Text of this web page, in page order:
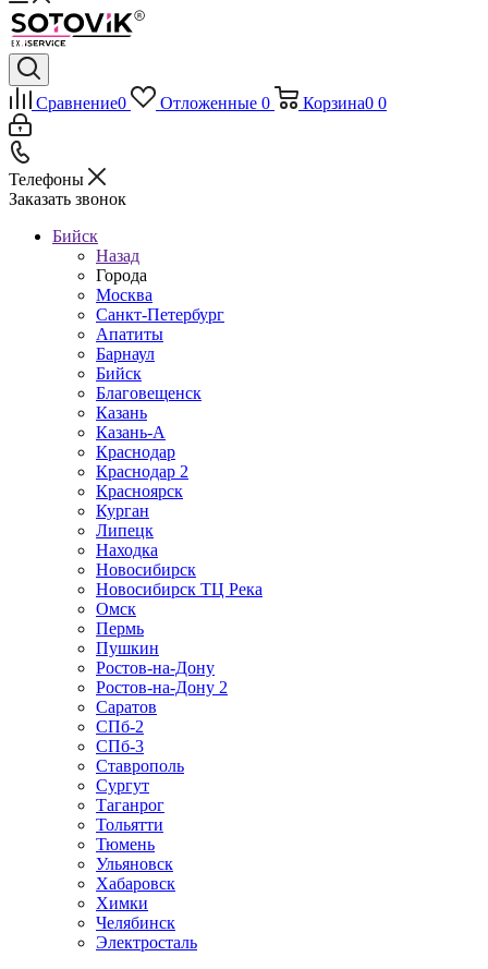
Сравнение0 Отложенные 0 Корзина0 0
Телефоны
Заказать звонок
Бийск
Назад
Города
Москва
Санкт-Петербург
Апатиты
Барнаул
Бийск
Благовещенск
Казань
Казань-А
Краснодар
Краснодар 2
Красноярск
Курган
Липецк
Находка
Новосибирск
Новосибирск ТЦ Река
Омск
Пермь
Пушкин
Ростов-на-Дону
Ростов-на-Дону 2
Саратов
СПб-2
СПб-3
Ставрополь
Сургут
Таганрог
Тольятти
Тюмень
Ульяновск
Хабаровск
Химки
Челябинск
Электросталь